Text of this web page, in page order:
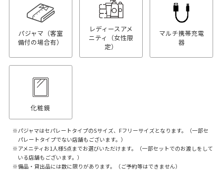
パジャマ（客室
備付の場合有）
レディースアメ
ニティ（女性限
定）
マルチ携帯充電
器
化粧鏡
パジャマはセパレートタイプのSサイズ、Fフリーサイズとなります。（一部セ
パレートタイプでない店舗もございます。）
アメニティお1人様5点までお選びいただけます。（一部セットでのお渡しをして
いる店舗もございます。）
備品・貸出品には数に限りがあります。（ご予約等はできません）